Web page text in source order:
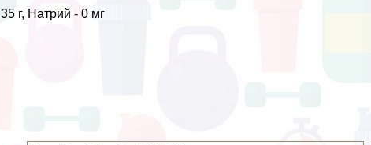
35 г, Натрий - 0 мг